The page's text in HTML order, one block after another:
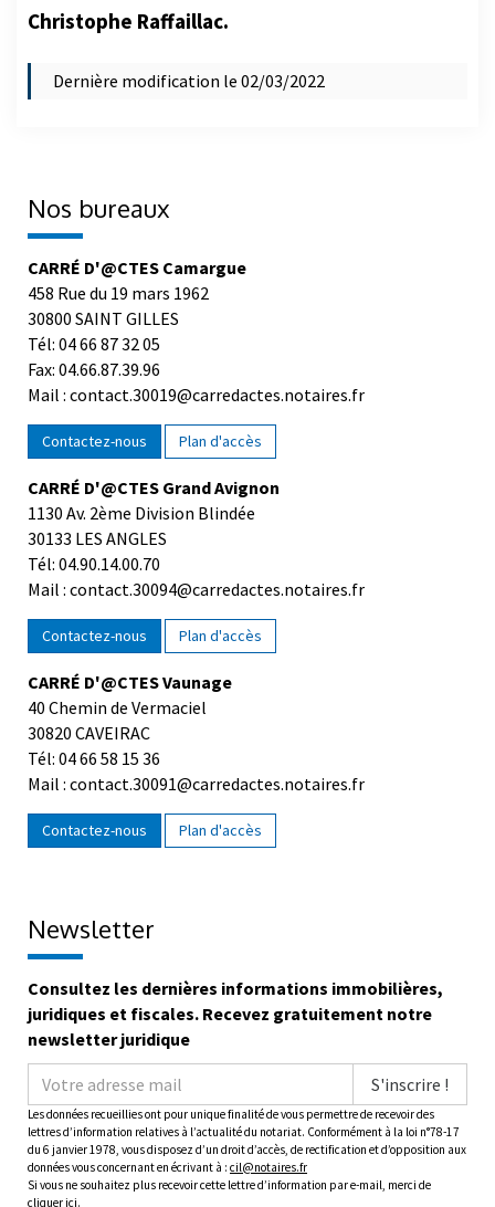
Christophe Raffaillac.
Dernière modification le 02/03/2022
Nos bureaux
CARRÉ D'@CTES Camargue
458 Rue du 19 mars 1962
30800 SAINT GILLES
Tél: 04 66 87 32 05
Fax: 04.66.87.39.96
Mail : contact.30019@carredactes.notaires.fr
Contactez-nous Plan d'accès
CARRÉ D'@CTES Grand Avignon
1130 Av. 2ème Division Blindée
30133 LES ANGLES
Tél: 04.90.14.00.70
Mail : contact.30094@carredactes.notaires.fr
Contactez-nous Plan d'accès
CARRÉ D'@CTES Vaunage
40 Chemin de Vermaciel
30820 CAVEIRAC
Tél: 04 66 58 15 36
Mail : contact.30091@carredactes.notaires.fr
Contactez-nous Plan d'accès
Newsletter
Consultez les dernières informations immobilières,
juridiques et fiscales. Recevez gratuitement notre
newsletter juridique
S'inscrire !
Les données recueillies ont pour unique finalité de vous permettre de recevoir des
lettres d’information relatives à l’actualité du notariat. Conformément à la loi n°78-17
du 6 janvier 1978, vous disposez d’un droit d’accès, de rectification et d’opposition aux
données vous concernant en écrivant à : cil@notaires.fr
Si vous ne souhaitez plus recevoir cette lettre d’information par e-mail, merci de
cliquer ici.